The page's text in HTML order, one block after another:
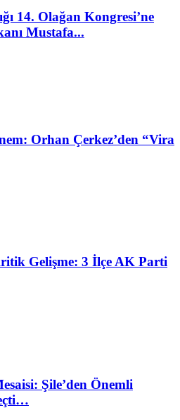
14. Olağan Kongresi’ne
Mustafa...
Orhan Çerkez’den “Vira
Gelişme: 3 İlçe AK Parti
Şile’den Önemli